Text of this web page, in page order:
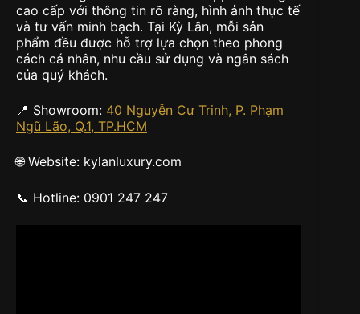
cao cấp với thông tin rõ ràng, hình ảnh thực tế
và tư vấn minh bạch. Tại Kỳ Lân, mỗi sản
phẩm đều được hỗ trợ lựa chọn theo phong
cách cá nhân, nhu cầu sử dụng và ngân sách
của quý khách.
📍 Showroom: 40 Nguyễn Cư Trinh, P. Phạm
Ngũ Lão, Q.1, TP.HCM
🌐 Website: kylanluxury.com
📞 Hotline: 0901 247 247